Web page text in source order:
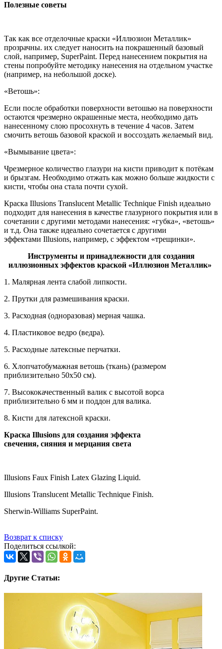
Полезные советы
Так как все отделочные краски «Иллюзион Металлик»
прозрачны. их следует наносить на покрашенный базовый
слой, например, SuperPaint. Перед нанесением покрытия на
стены попробуйте методику нанесения на отдельном участке
(например, на небольшой доске).
«Ветошь»:
Если после обработки поверхности ветошью на поверхности
остаются чрезмерно окрашенные места, необходимо дать
нанесенному слою просохнуть в течение 4 часов. Затем
смочить ветошь базовой краской и воссоздать желаемый вид.
«Вымывание цвета»:
Чрезмерное количество глазури на кисти приводит к потёкам
и брызгам. Необходимо отжать как можно больше жидкости с
кисти, чтобы она стала почти сухой.
Краска Illusions Translucent Metallic Technique Finish идеально
подходит для нанесения в качестве глазурного покрытия или в
сочетании с другими методами нанесения: «губка», «ветошь»
и т.д. Она также идеально сочетается с другими
эффектами Illusions, например, с эффектом «трещинки».
Инструменты и принадлежности для создания
иллюзионных эффектов краской «Иллюзион Металлик»
1. Малярная лента слабой липкости.
2. Прутки для размешивания краски.
3. Расходная (одноразовая) мерная чашка.
4. Пластиковое ведро (ведра).
5. Расходные латексные перчатки.
6. Хлопчатобумажная ветошь (ткань) (размером
приблизительно 50x50 см).
7. Высококачественный валик с высотой ворса
приблизительно 6 мм и поддон для валика.
8. Кисти для латексной краски.
Краска Illusions для создания эффекта
свечения, сияния и мерцания света
Illusions Faux Finish Latex Glazing Liquid.
Illusions Translucent Metallic Technique Finish.
Sherwin-Williams SuperPaint.
Возврат к списку
Поделиться ссылкой:
Другие Статьи: